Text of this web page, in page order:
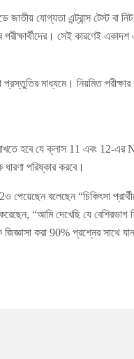
যোগ্যতা এন্ট্রান্স টেস্ট বা
সেই কারণেই একাদশ
মাধ্যমে। নিয়মিত পরীক্ষার
হবে যে ক্লাস 11 এবং 12-এর
পরিষ্কার করবে।
বলেছেন “চিকিৎসা
“আমি দেখেছি যে বেশিরভাগ
করা 90% প্রশ্নের সাথে